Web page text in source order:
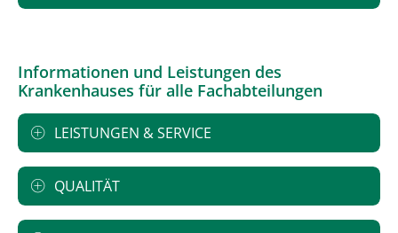
Informationen und Leistungen des
Krankenhauses für alle Fachabteilungen
LEISTUNGEN & SERVICE
QUALITÄT